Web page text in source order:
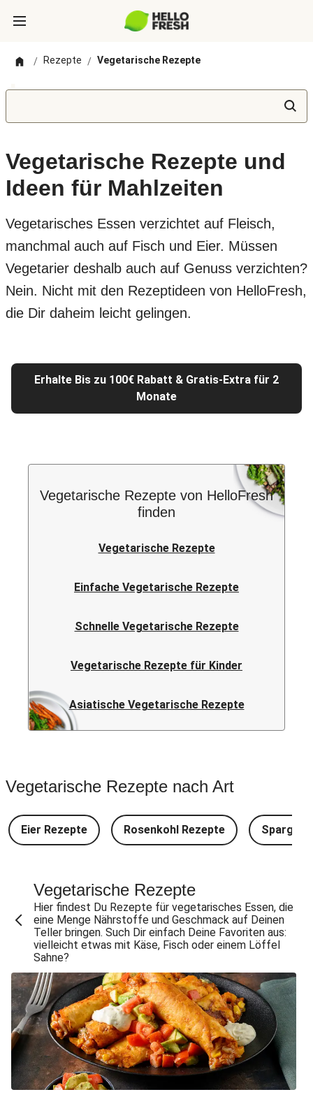
/ Rezepte / Vegetarische Rezepte
Vegetarische Rezepte und
Ideen für Mahlzeiten
Vegetarisches Essen verzichtet auf Fleisch,
manchmal auch auf Fisch und Eier. Müssen
Vegetarier deshalb auch auf Genuss verzichten?
Nein. Nicht mit den Rezeptideen von HelloFresh,
die Dir daheim leicht gelingen.
Erhalte Bis zu 100€ Rabatt & Gratis-Extra für 2
Monate
Vegetarische Rezepte von HelloFresh
finden
Vegetarische Rezepte
Einfache Vegetarische Rezepte
Schnelle Vegetarische Rezepte
Vegetarische Rezepte für Kinder
Asiatische Vegetarische Rezepte
Vegetarische Rezepte nach Art
Eier Rezepte Rosenkohl Rezepte Spargel
Vegetarische Rezepte
Hier findest Du Rezepte für vegetarisches Essen, die
eine Menge Nährstoffe und Geschmack auf Deinen
Teller bringen. Such Dir einfach Deine Favoriten aus:
vielleicht etwas mit Käse, Fisch oder einem Löffel
Sahne?